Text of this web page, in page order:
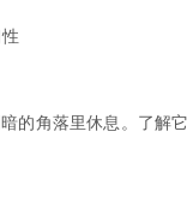
的角落里休息。了解